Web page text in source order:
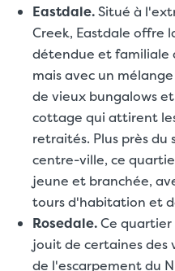
Eastdale.Situé à
Creek, Eastdale offre
détendue et familiale
mais avec un
de vieux bungalows
cottage qui attirent
retraités. Plus près
centre-ville, ce
jeune et branchée,
tours d'habitation et
Rosedale.Ce
jouit de certaines des
de l'escarpement du